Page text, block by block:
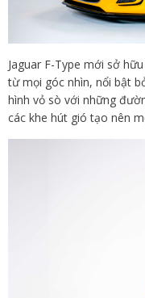
Jaguar F-Type mới sở
từ mọi góc nhìn, nổi bật
hình vỏ sò với những
các khe hút gió tạo nên